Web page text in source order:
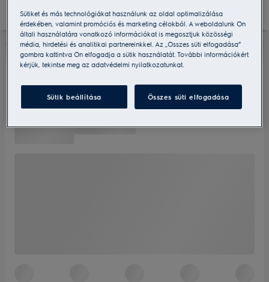
Sütiket és más technológiákat használunk az oldal optimalizálása
érdekében, valamint promóciós és marketing célokból. A weboldalunk Ön
általi használatára vonatkozó információkat is megosztjuk közösségi
média, hirdetési és analitikai partnereinkkel. Az „Összes süti elfogadása”
gombra kattintva Ön elfogadja a sütik használatát. További információkért
kérjük, tekintse meg az adatvédelmi nyilatkozatunkat.
Sütik beállítása Összes süti elfogadása